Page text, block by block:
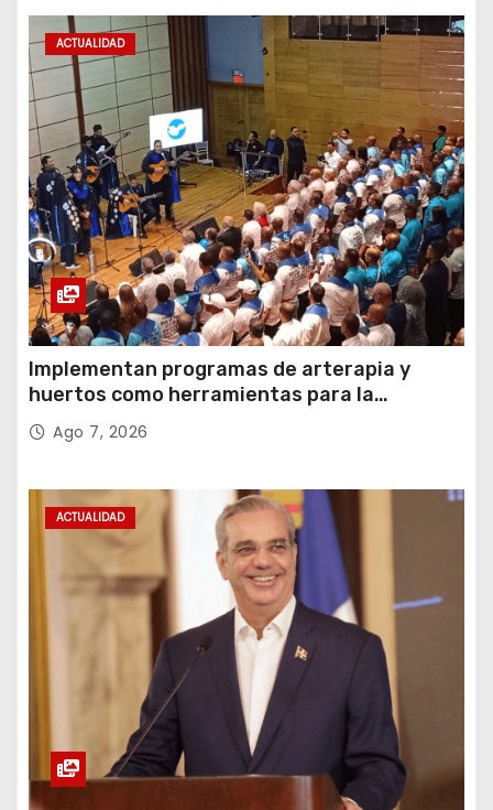
ACTUALIDAD
Implementan programas de arterapia y
huertos como herramientas para la
recuperación y la inclusión social
Ago 7, 2026
ACTUALIDAD